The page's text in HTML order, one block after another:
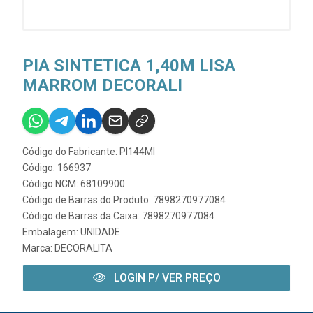
PIA SINTETICA 1,40M LISA
MARROM DECORALI
Código do Fabricante: PI144MI
Código: 166937
Código NCM: 68109900
Código de Barras do Produto: 7898270977084
Código de Barras da Caixa: 7898270977084
Embalagem: UNIDADE
Marca: DECORALITA
LOGIN P/ VER PREÇO